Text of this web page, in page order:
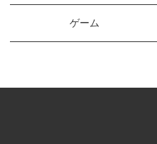
ゲーム